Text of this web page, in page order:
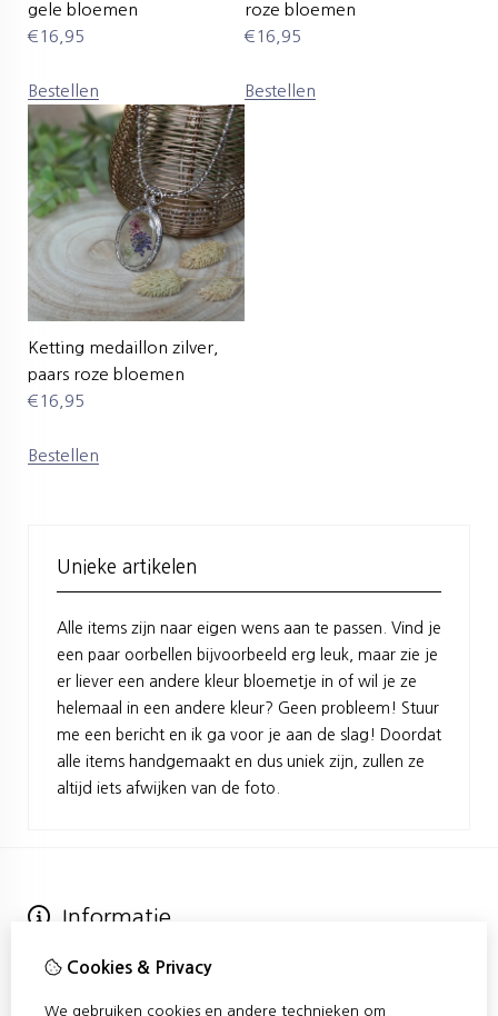
gele bloemen
€ 16,95
Bestellen
roze bloemen
€ 16,95
Bestellen
Ketting medaillon zilver,
paars roze bloemen
€ 16,95
Bestellen
Unieke artikelen
Alle items zijn naar eigen wens aan te passen. Vind je
een paar oorbellen bijvoorbeeld erg leuk, maar zie je
er liever een andere kleur bloemetje in of wil je ze
helemaal in een andere kleur? Geen probleem! Stuur
me een bericht en ik ga voor je aan de slag! Doordat
alle items handgemaakt en dus uniek zijn, zullen ze
altijd iets afwijken van de foto.
Informatie
Verzending
Cookies & Privacy
We gebruiken cookies en andere technieken om